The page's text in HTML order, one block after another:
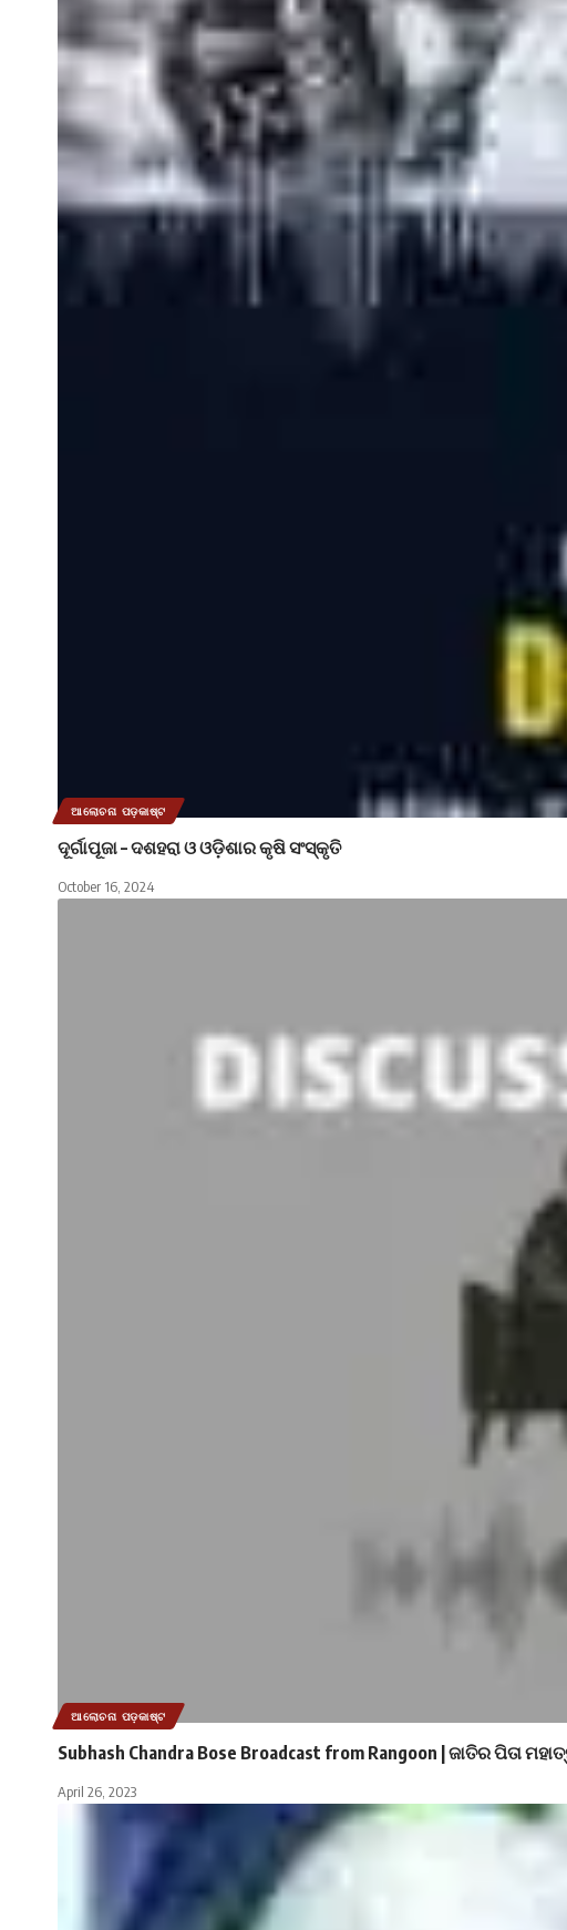
ଆଲୋଚନା ପଡ଼କାଷ୍ଟ
ଦୂର୍ଗାପୂଜା – ଦଶହରା ଓ ଓଡ଼ିଶାର କୃଷି ସଂସ୍କୃତି
October 16, 2024
ଆଲୋଚନା ପଡ଼କାଷ୍ଟ
Subhash Chandra Bose Broadcast from Rangoon | ଜାତିର
April 26, 2023